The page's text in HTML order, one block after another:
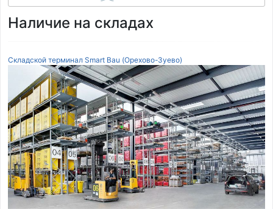
Наличие на складах
Складской терминал Smart Bau (Орехово-Зуево)